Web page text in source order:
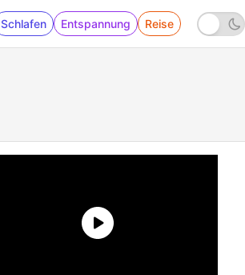
Schlafen Entspannung Reise